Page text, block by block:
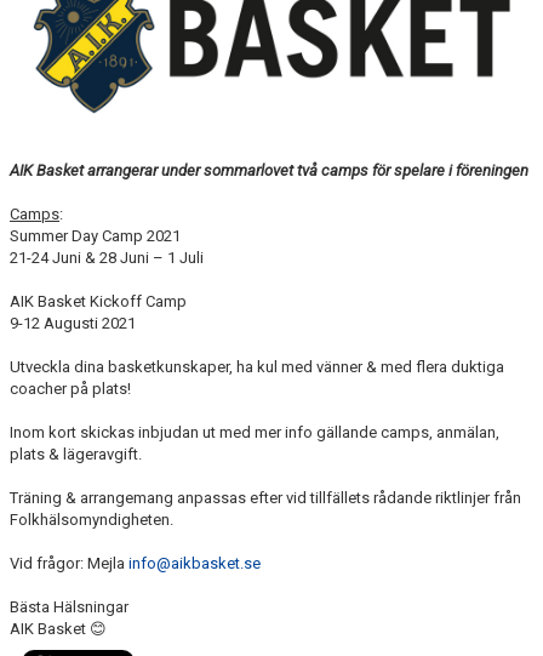
AVGIFTER
BLI MEDLEM
FRITIDSKORTET
PARTNERS
KÖP BILJETTER
AIK.SE
AIK Basket arrangerar under sommarlovet två camps för spelare i föreningen
Camps:
Summer Day Camp 2021
21-24 Juni & 28 Juni – 1 Juli
AIK Basket Kickoff Camp
9-12 Augusti 2021
Utveckla dina basketkunskaper, ha kul med vänner & med flera duktiga
coacher på plats!
Inom kort skickas inbjudan ut med mer info gällande camps, anmälan,
plats & lägeravgift.
Träning & arrangemang anpassas efter vid tillfällets rådande riktlinjer från
Folkhälsomyndigheten.
Vid frågor: Mejla info@aikbasket.se
Bästa Hälsningar
AIK Basket 😊